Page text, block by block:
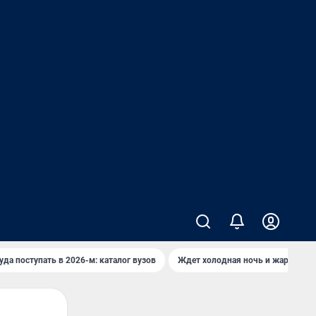
поступать в 2026-м: каталог вузов Ждет холодная ночь и жаркий